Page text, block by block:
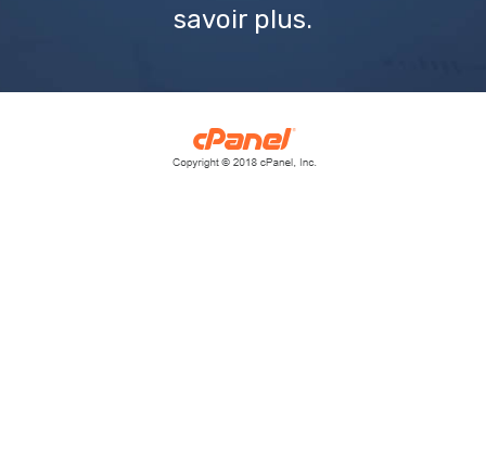
savoir plus.